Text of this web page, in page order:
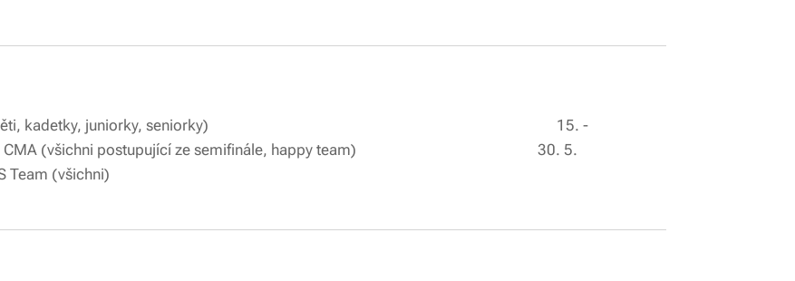
(děti, kadetky, juniorky, seniorky) 15. -
CMA (všichni postupující ze semifinále, happy team) 30. 5.
Team (všichni)